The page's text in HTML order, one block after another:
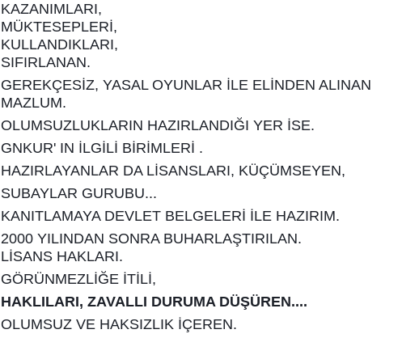
KAZANIMLARI,
MÜKTESEPLERİ,
KULLANDIKLARI,
SIFIRLANAN.
GEREKÇESİZ, YASAL OYUNLAR İLE ELİNDEN ALINAN
MAZLUM.
OLUMSUZLUKLARIN HAZIRLANDIĞI YER İSE.
GNKUR' IN İLGİLİ BİRİMLERİ .
HAZIRLAYANLAR DA LİSANSLARI, KÜÇÜMSEYEN,
SUBAYLAR GURUBU...
KANITLAMAYA DEVLET BELGELERİ İLE HAZIRIM.
2000 YILINDAN SONRA BUHARLAŞTIRILAN.
LİSANS HAKLARI.
GÖRÜNMEZLİĞE İTİLİ,
HAKLILARI, ZAVALLI DURUMA DÜŞÜREN....
OLUMSUZ VE HAKSIZLIK İÇEREN.